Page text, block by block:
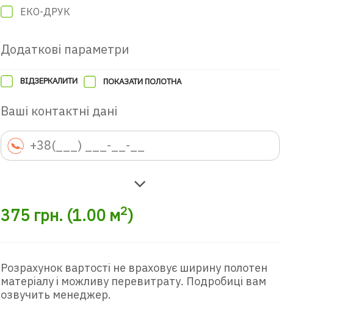
ЕКО-ДРУК
Додаткові параметри
ВІДЗЕРКАЛИТИ ПОКАЗАТИ ПОЛОТНА
Ваші контактні дані
375 грн. (1.00м2)
Розрахунок вартості не враховує ширину полотен
матеріалу і можливу перевитрату. Подробиці вам
озвучить менеджер.